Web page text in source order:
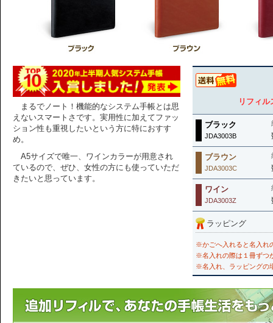
まるでノート！機能的なシステム手帳とは思
えないスマートさです。実用性に加えてファッ
ション性も重視したいという方に特におすす
め。
A5サイズで唯一、ワインカラーが用意され
ているので、ぜひ、女性の方にも使っていただ
きたいと思っています。
リフィ
ブラック
JDA3003B
ブラウン
JDA3003C
ワイン
JDA3003Z
ラッピング
※かごへ入れると名入れ
※名入れの際は１冊ずつ
※名入れ、ラッピングの